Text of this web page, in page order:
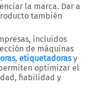
la marca. Dar a
también
incluidos
de máquinas
, etiquetadorasy
optimizar el
fiabilidad y